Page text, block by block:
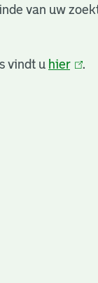
van uw
vindt u hier(link
.